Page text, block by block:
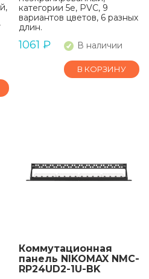
категории 5е, PVC, 9
вариантов цветов, 6 разных
длин.
1061 ₽ В наличии
В КОРЗИНУ
Коммутационная
панель NIKOMAX NMC-
RP24UD2-1U-BK